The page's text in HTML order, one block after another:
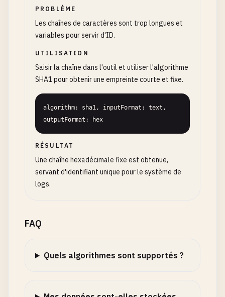
PROBLÈME
Les chaînes de caractères sont trop longues et
variables pour servir d'ID.
UTILISATION
Saisir la chaîne dans l'outil et utiliser l'algorithme
SHA1 pour obtenir une empreinte courte et fixe.
algorithm: sha1, inputFormat: text,
outputFormat: hex
RÉSULTAT
Une chaîne hexadécimale fixe est obtenue,
servant d'identifiant unique pour le système de
logs.
FAQ
Quels algorithmes sont supportés ?